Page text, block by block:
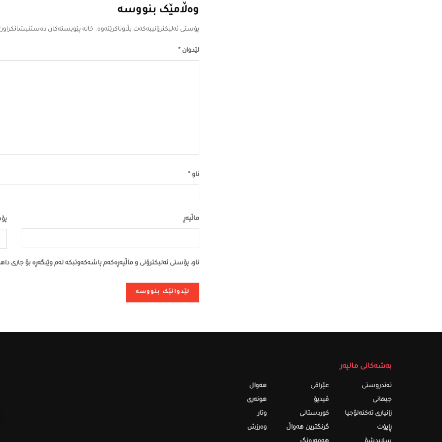
وەڵامێک بنووسە
پۆستی ئەلیکترۆنییەکەت بڵاوناکرێتەوە. خانە پێویستەکان
لێدوان *
ناو *
ماڵپه‌ڕ
ناو، پۆستی ئەلیکترۆنی و ماڵپەڕەکەم پاشەکەوتبکە لەم وێبگەڕە بۆ جاری
بەشەکانی مالپەر
تەندروستى
جیهانی
زانیاری تەکنەلۆجیا
ڕاپۆت
عێراقی
ڤیدیۆ
کوردستانی
گرنگترین هەواڵ
هەواڵ
هونەری
وتار
وەرزش